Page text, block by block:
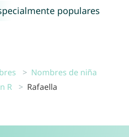
populares
Nombres de niña
R
Rafaella